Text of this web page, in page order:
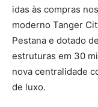
idas às compras
moderno Tanger
Pestana e dotado
estruturas em 30
nova centralidade
de luxo.